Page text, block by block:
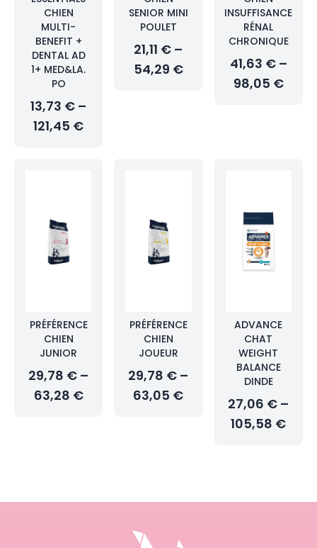
CHIEN
MULTI-
BENEFIT +
DENTAL AD
1+ MED&LA.
PO
13,73 € –
121,45 €
SENIOR MINI
POULET
21,11 € –
54,29 €
INSUFFISANCE
RÉNAL
CHRONIQUE
41,63 € –
98,05 €
PRÉFÉRENCE
CHIEN
JUNIOR
29,78 € –
63,28 €
PRÉFÉRENCE
CHIEN
JOUEUR
29,78 € –
63,05 €
ADVANCE
CHAT
WEIGHT
BALANCE
DINDE
27,06 € –
105,58 €